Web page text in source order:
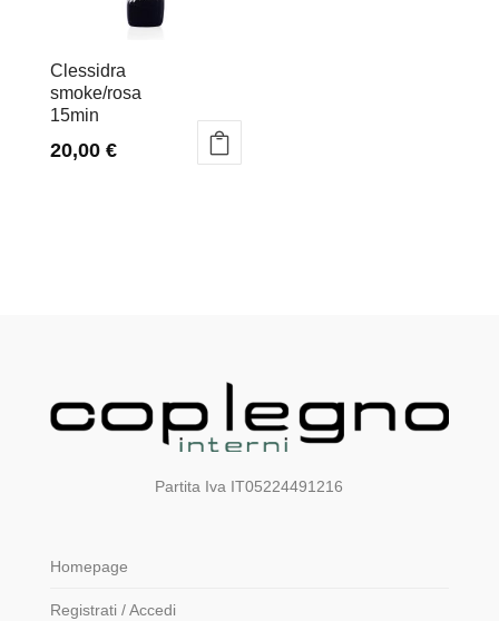
Clessidra
smoke/rosa
15min
20,00 €
Partita Iva IT05224491216
Homepage
Registrati / Accedi